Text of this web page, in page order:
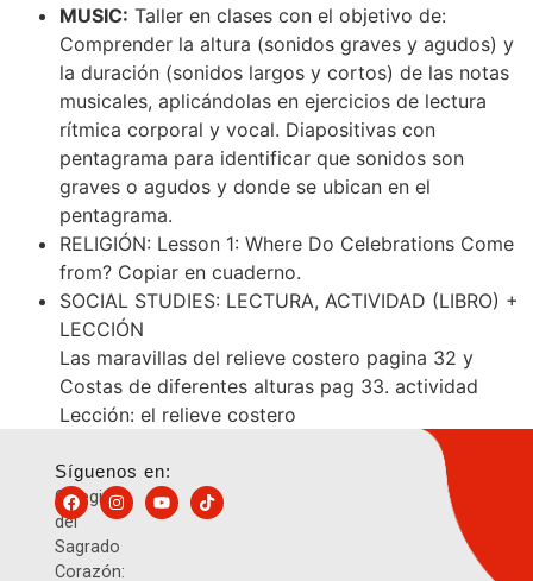
MUSIC: Taller en clases con el objetivo de:
Comprender la altura (sonidos graves y agudos) y
la duración (sonidos largos y cortos) de las notas
musicales, aplicándolas en ejercicios de lectura
rítmica corporal y vocal. Diapositivas con
pentagrama para identificar que sonidos son
graves o agudos y donde se ubican en el
pentagrama.
RELIGIÓN: Lesson 1: Where Do Celebrations Come
from? Copiar en cuaderno.
SOCIAL STUDIES: LECTURA, ACTIVIDAD (LIBRO) +
LECCIÓN
Las maravillas del relieve costero pagina 32 y
Costas de diferentes alturas pag 33. actividad
Lección: el relieve costero
Colegio
del
Sagrado
Corazón:
Síguenos en: